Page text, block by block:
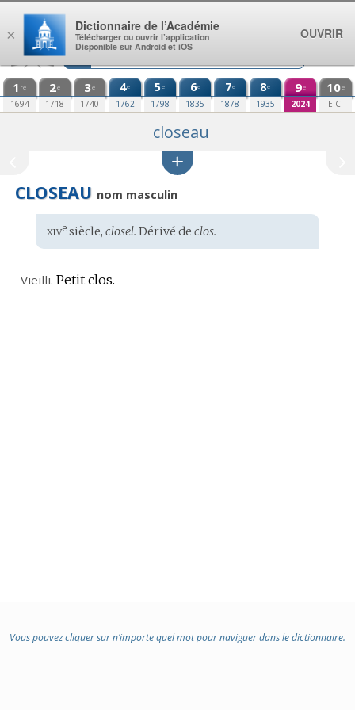
Aller au contenu
1 re
1694
2e
1718
3e
1740
4e
1762
5e
1798
6e
1835
7e
1878
8e
1935
9e
2024
10e
E.C.
closeau
CLOSEAU nom masculin
Étymologie
:
xivesiècle, closel. Dérivé de clos.
Vieilli. Petit clos.
Vous pouvez cliquer sur n’importe quel mot pour naviguer dans le dictionnaire.
×
Dictionnaire de l’Académie
Télécharger ou ouvrir l’application
Disponible sur Android et iOS
OUVRIR